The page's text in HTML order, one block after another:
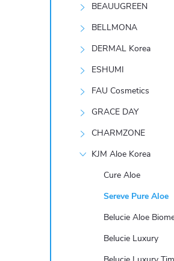
BEAUUGREEN
BELLMONA
DERMAL Korea
ESHUMI
FAU Cosmetics
GRACE DAY
CHARMZONE
KJM Aloe Korea
Cure Aloe
Sereve Pure Aloe
Belucie Aloe
Belucie Luxury